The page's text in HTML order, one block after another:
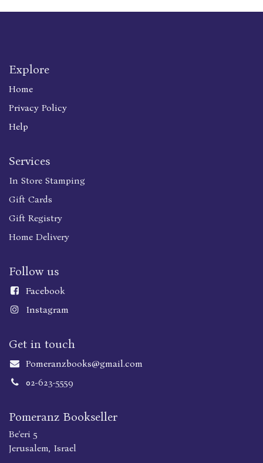
Explore
Home
Privacy Policy
Help
Services
In Store Stamping
Gift Cards
Gift Registry
Home Delivery
Follow us
Facebook
Instagram
Get in touch
Pomeranzbooks@gmail.com
02-623-5559
Pomeranz Bookseller
Be'eri 5
Jerusalem, Israel